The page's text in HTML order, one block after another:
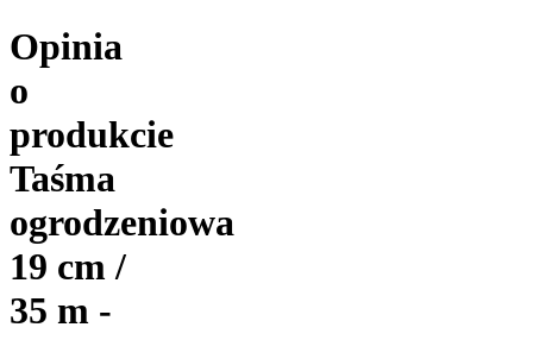
Opinia
o
produkcie
Taśma
ogrodzeniowa
19 cm /
35 m -